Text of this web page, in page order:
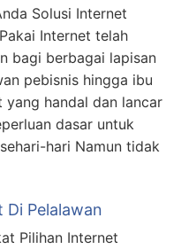
Solusi Internet
Internet telah
bagi berbagai lapisan
pebisnis hingga ibu
yang handal dan lancar
dasar untuk
hari Namun tidak
Pelalawan
Pilihan Internet